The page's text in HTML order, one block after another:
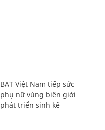
BAT Việt Nam tiếp sức
phụ nữ vùng biên giới
phát triển sinh kế